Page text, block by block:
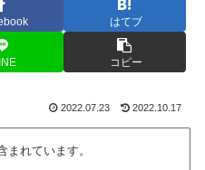
はてブ
コピー
2022.07.23 2022.10.17
まれています。